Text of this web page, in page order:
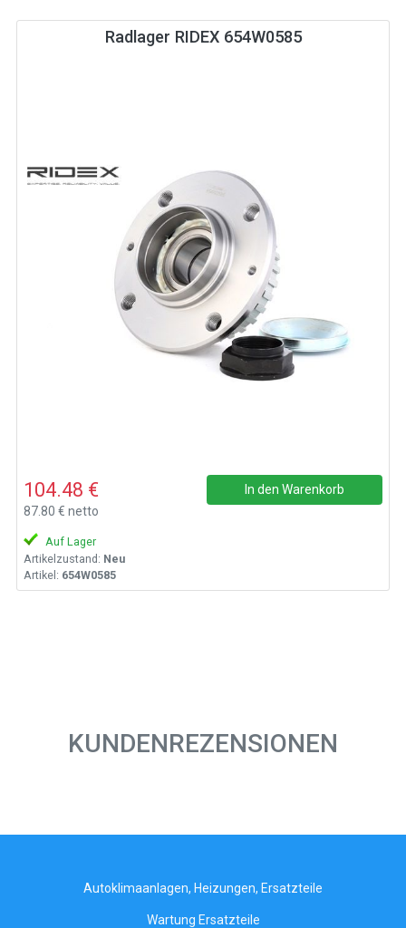
Radlager RIDEX 654W0585
104.48 €
87.80 € netto
In den Warenkorb
Auf Lager
Artikelzustand: Neu
Artikel: 654W0585
KUNDENREZENSIONEN
Autoklimaanlagen, Heizungen, Ersatzteile
Wartung Ersatzteile